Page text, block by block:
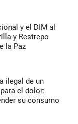
y el DIM al
y Restrepo
la Paz
ilegal de un
el dolor:
su consumo